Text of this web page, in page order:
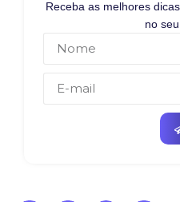
Receba as melhores
no